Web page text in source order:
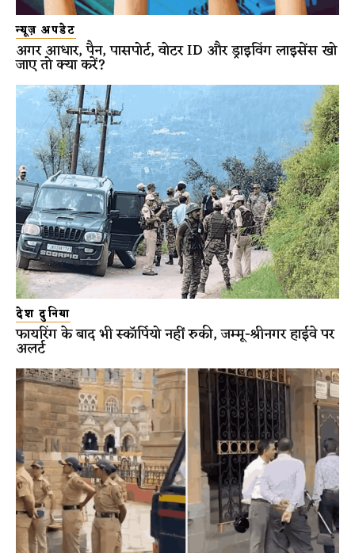
न्यूज़ अपडेट
अगर आधार, पैन, पासपोर्ट, वोटर ID और ड्राइविंग लाइसेंस खो
जाए तो क्या करें?
देश दुनिया
फायरिंग के बाद भी स्कॉर्पियो नहीं रुकी, जम्मू-श्रीनगर हाईवे पर
अलर्ट